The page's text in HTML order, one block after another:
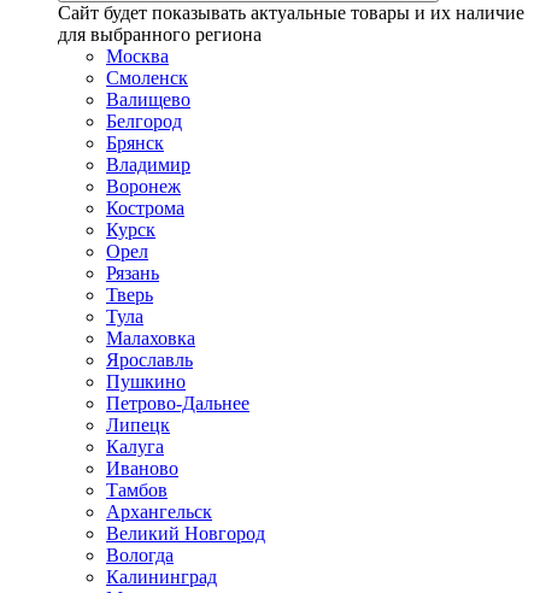
Сайт будет показывать актуальные товары и их наличие
для выбранного региона
Москва
Смоленск
Валищево
Белгород
Брянск
Владимир
Воронеж
Кострома
Курск
Орел
Рязань
Тверь
Тула
Малаховка
Ярославль
Пушкино
Петрово-Дальнее
Липецк
Калуга
Иваново
Тамбов
Архангельск
Великий Новгород
Вологда
Калининград